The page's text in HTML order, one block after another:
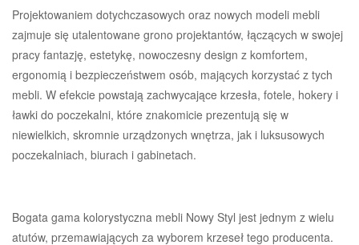
Projektowaniem dotychczasowych oraz nowych modeli mebli
zajmuje się utalentowane grono projektantów, łączących w swojej
pracy fantazję, estetykę, nowoczesny design z komfortem,
ergonomią i bezpieczeństwem osób, mających korzystać z tych
mebli. W efekcie powstają zachwycające krzesła, fotele, hokery i
ławki do poczekalni, które znakomicie prezentują się w
niewielkich, skromnie urządzonych wnętrza, jak i luksusowych
poczekalniach, biurach i gabinetach.
Bogata gama kolorystyczna mebli Nowy Styl jest jednym z wielu
atutów, przemawiających za wyborem krzeseł tego producenta.